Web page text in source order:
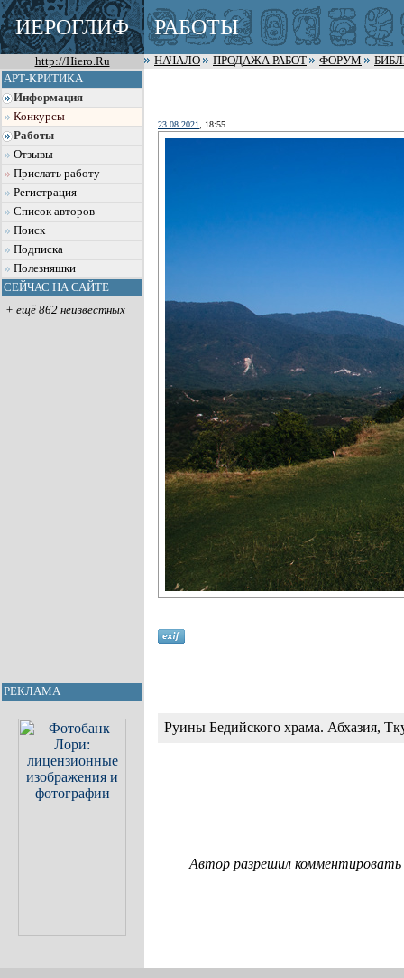
ИЕРОГЛИФ РАБОТЫ
http://Hiero.Ru НАЧАЛО ПРОДАЖА РАБОТ ФОРУМ
АРТ-КРИТИКА
Информация
Конкурсы
Работы
Отзывы
Прислать работу
Регистрация
Список авторов
Поиск
Подписка
Полезняшки
СЕЙЧАС НА САЙТЕ
+ ещё 862 неизвестных
РЕКЛАМА
23.08.2021 , 18:55
Руины Бедийского храма. Абхазия,
Автор разрешил